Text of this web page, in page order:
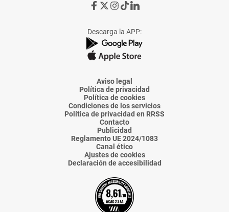
Ir
de
La
Voz
Almería
Ir
de
La
Voz
Almería
Ir
de
La
Voz
Almería
Ir
de
La
Voz
Almería
Ir
de
La
Voz
Descarga la APP:
Aviso legal
Política de privacidad
Política de cookies
Condiciones de los servicios
Política de privacidad en RRSS
Contacto
Publicidad
Reglamento UE 2024/1083
Canal ético
Ajustes de cookies
Declaración de accesibilidad